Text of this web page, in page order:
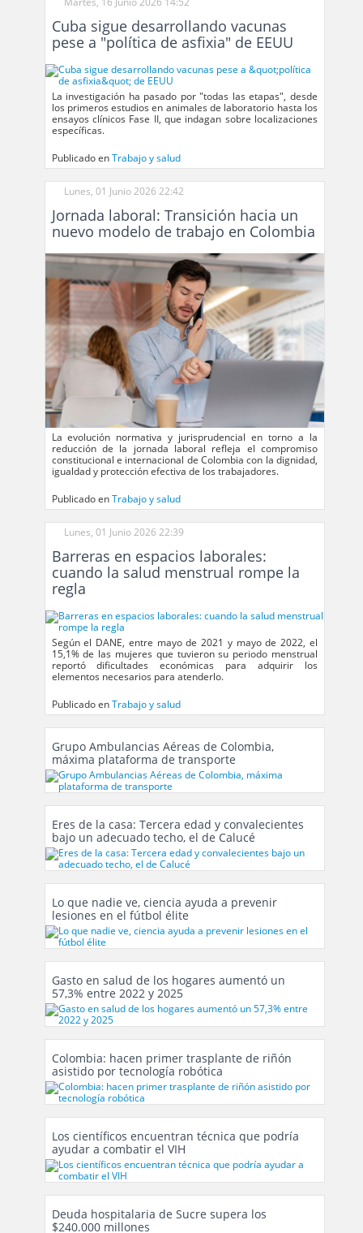
Cuba sigue desarrollando vacunas
pese a "política de asfixia" de EEUU
La investigación ha pasado por "todas las etapas", desde
los primeros estudios en animales de laboratorio hasta los
ensayos clínicos Fase II, que indagan sobre localizaciones
específicas.
Publicado en Trabajo y salud
Lunes, 01 Junio 2026 22:42
Jornada laboral: Transición hacia un
nuevo modelo de trabajo en Colombia
La evolución normativa y jurisprudencial en torno a la
reducción de la jornada laboral refleja el compromiso
constitucional e internacional de Colombia con la dignidad,
igualdad y protección efectiva de los trabajadores.
Publicado en Trabajo y salud
Lunes, 01 Junio 2026 22:39
Barreras en espacios laborales:
cuando la salud menstrual rompe la
regla
Según el DANE, entre mayo de 2021 y mayo de 2022, el
15,1% de las mujeres que tuvieron su periodo menstrual
reportó dificultades económicas para adquirir los
elementos necesarios para atenderlo.
Publicado en Trabajo y salud
Grupo Ambulancias Aéreas de Colombia,
máxima plataforma de transporte
Eres de la casa: Tercera edad y convalecientes
bajo un adecuado techo, el de Calucé
Lo que nadie ve, ciencia ayuda a prevenir
lesiones en el fútbol élite
Gasto en salud de los hogares aumentó un
57,3% entre 2022 y 2025
Colombia: hacen primer trasplante de riñón
asistido por tecnología robótica
Los científicos encuentran técnica que podría
ayudar a combatir el VIH
Deuda hospitalaria de Sucre supera los
$240.000 millones